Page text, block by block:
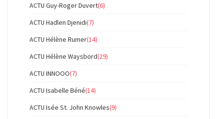
ACTU Guy-Roger Duvert(6)
ACTU Hadlen Djenidi(7)
ACTU Hélène Rumer(14)
ACTU Hélène Waysbord(29)
ACTU INNOOO(7)
ACTU Isabelle Béné(14)
ACTU Isée St. John Knowles(9)